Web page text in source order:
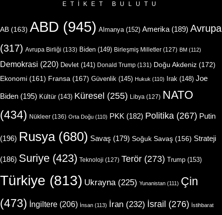
ETIKET BULUTU
AB (163) ABD (945) Almanya(152) Amerika (189) Avrupa
(317) Avrupa Birliği (133) Biden (149) Birleşmiş Milletler (127) BM (112)
Demokrasi (220) Devlet (141) Donald Trump (131) Doğu Akdeniz (172)
Ekonomi (161) Fransa (167) Güvenlik (145) Hukuk (110) Irak (148) Joe
Biden (195) Kültür(143) Küresel (255) Libya (127) NATO
(434) Nükleer (136) Orta Doğu (110) PKK (182) Politika (267) Putin
(196) Rusya(680) Savaş (179) Soğuk Savaş (156) Strateji
(186) Suriye (423) Teknoloji (127) Terör (273) Trump (153)
Türkiye (813) Ukrayna(225) Yunanistan (111) Çin
(473) İngiltere (206) İnsan (113) İran (232) İsrail (276) İstihbarat